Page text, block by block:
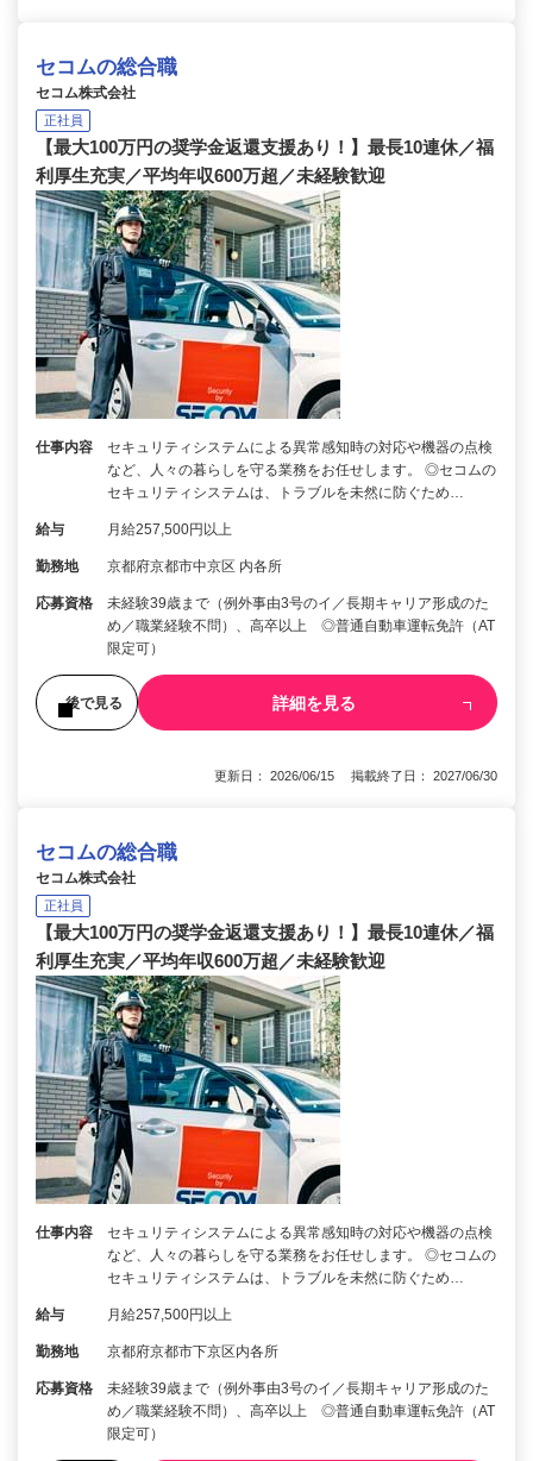
セコムの総合職
セコム株式会社
正社員
【最大100万円の奨学金返還支援あり！】最長10連休／福
利厚生充実／平均年収600万超／未経験歓迎
仕事内容
セキュリティシステムによる異常感知時の対応や機器の点検
など、人々の暮らしを守る業務をお任せします。 ◎セコムの
セキュリティシステムは、トラブルを未然に防ぐため…
給与 月給257,500円以上
勤務地 京都府京都市中京区 内各所
応募資格
未経験39歳まで（例外事由3号のイ／長期キャリア形成のた
め／職業経験不問）、高卒以上 ◎普通自動車運転免許（AT
限定可）
後で見る 詳細を見る
更新日： 2026/06/15 掲載終了日： 2027/06/30
セコムの総合職
セコム株式会社
正社員
【最大100万円の奨学金返還支援あり！】最長10連休／福
利厚生充実／平均年収600万超／未経験歓迎
仕事内容
セキュリティシステムによる異常感知時の対応や機器の点検
など、人々の暮らしを守る業務をお任せします。 ◎セコムの
セキュリティシステムは、トラブルを未然に防ぐため…
給与 月給257,500円以上
勤務地 京都府京都市下京区内各所
応募資格
未経験39歳まで（例外事由3号のイ／長期キャリア形成のた
め／職業経験不問）、高卒以上 ◎普通自動車運転免許（AT
限定可）